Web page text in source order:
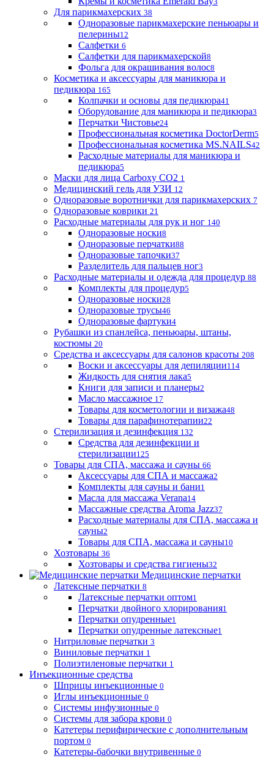
Для парикмахерских 38
Одноразовые парикмахерские пеньюары и
пелерины12
Салфетки 6
Салфетки для парикмахерской8
Фольга для окрашивания волос8
Косметика и аксессуары для маникюра и
педикюра 165
Колпачки и основы для педикюра41
Оборудование для маникюра и педикюра3
Перчатки Чистовье24
Профессиональная косметика DoctorDerm5
Профессиональная косметика MS.NAILS42
Расходные материалы для маникюра и
педикюра5
Маски для лица Carboxy CO2 1
Медицинский гель для УЗИ 12
Одноразовые воротнички для парикмахерских 7
Одноразовые коврики 21
Расходные материалы для рук и ног 140
Одноразовые носки8
Одноразовые перчатки88
Одноразовые тапочки37
Разделитель для пальцев ног3
Расходные материалы и одежда для процедур 88
Комплекты для процедур5
Одноразовые носки28
Одноразовые трусы46
Одноразовые фартуки4
Рубашки из спанлейса, пеньюары, штаны,
костюмы 20
Средства и аксессуары для салонов красоты 208
Воски и аксессуары для депиляции114
Жидкость для снятия лака5
Книги для записи и планеры2
Масло массажное 17
Товары для косметологии и визажа48
Товары для парафинотерапии22
Стерилизация и дезинфекция 132
Средства для дезинфекции и
стерилизации125
Товары для СПА, массажа и сауны 66
Аксессуары для СПА и массажа2
Комплекты для сауны и бани1
Масла для массажа Verana14
Массажные средства Aroma Jazz37
Расходные материалы для СПА, массажа и
сауны2
Товары для СПА, массажа и сауны10
Хозтовары 36
Хозтовары и средства гигиены32
Медицинские перчатки
Латексные перчатки 8
Латексные перчатки оптом1
Перчатки двойного хлорирования1
Перчатки опудренные1
Перчатки опудренные латексные1
Нитриловые перчатки 3
Виниловые перчатки 1
Полиэтиленовые перчатки 1
Инъекционные средства
Шприцы инъекционные 0
Иглы инъекционные 0
Системы инфузионные 0
Системы для забора крови 0
Катетеры перифирические с дополнительным
портом 0
Катетеры-бабочки внутривенные 0